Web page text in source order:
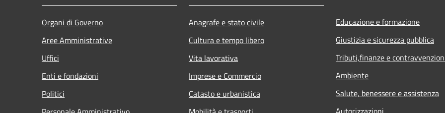
Organi di Governo
Aree Amministrative
Uffici
Enti e fondazioni
Politici
Anagrafe e stato civile
Cultura e tempo libero
Vita lavorativa
Imprese e Commercio
Catasto e urbanistica
Educazione e formazione
Giustizia e sicurezza pubblica
Tributi,finanze e
Ambiente
Salute, benessere e assistenza